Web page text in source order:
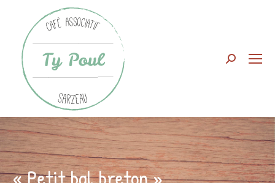
Search: